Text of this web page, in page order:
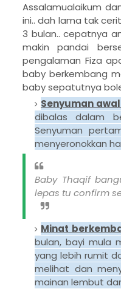
Assalamualaikum
ini.. dah lama tak
3 bulan.. cepatnya
makin pandai
pengalaman Fiza
baby berkembang
baby sepatutnya
Senyuman
dibalas dalam
Senyuman
menyeronokkan
Baby Thaqif
lepas tu confirm
Minat
bulan, bayi mula
yang lebih rumit
melihat dan
mainan lembut